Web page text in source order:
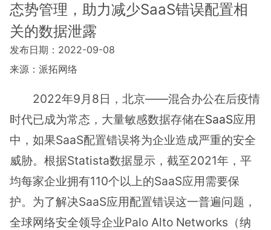
态势管理，助力减少SaaS错误配置相
关的数据泄露
发布日期：2022-09-08
来源：派拓网络
2022年9月8日，北京——混合办公在后疫情
时代已成为常态，大量敏感数据存储在SaaS应用
中，如果SaaS配置错误将为企业造成严重的安全
威胁。根据Statista数据显示，截至2021年，平
均每家企业拥有110个以上的SaaS应用需要保
护。为了解决SaaS应用配置错误这一普遍问题，
全球网络安全领导企业Palo Alto Networks（纳